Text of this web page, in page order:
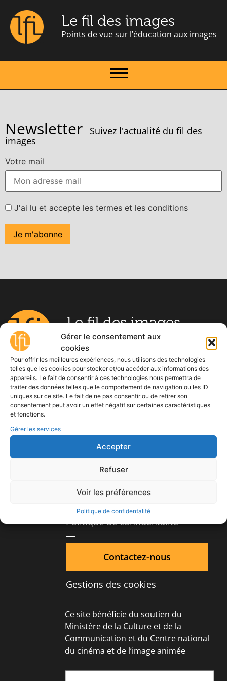
Gérer le consentement aux
cookies
Pour offrir les meilleures expériences, nous utilisons des technologies
telles que les cookies pour stocker et/ou accéder aux informations des
appareils. Le fait de consentir à ces technologies nous permettra de
traiter des données telles que le comportement de navigation ou les ID
uniques sur ce site. Le fait de ne pas consentir ou de retirer son
consentement peut avoir un effet négatif sur certaines caractéristiques
et fonctions.
Gérer les services
Accepter
Refuser
Voir les préférences
Politique de confidentalité
Le fil des images
Points de vue sur l’éducation aux images
Newsletter
Suivez l'actualité du fil des
images
Votre mail
J'ai lu et accepte les termes et les conditions
Le fil des images
Points de vue sur l’éducation aux
images
Qui sommes-nous ?
Offres d’emploi
La lettre des pôles (archives)
Mentions légales
Politique de confidentalité
Contactez-nous
Gestions des cookies
Ce site bénéficie du soutien du
Ministère de la Culture et de la
Communication et du Centre national
du cinéma et de l’image animée